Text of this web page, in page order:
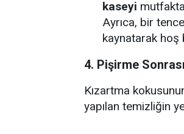
kaseyi
Ayrıca, bir
kaynatarak hoş
4. Pişirme
Kızartma
yapılan temizliğin